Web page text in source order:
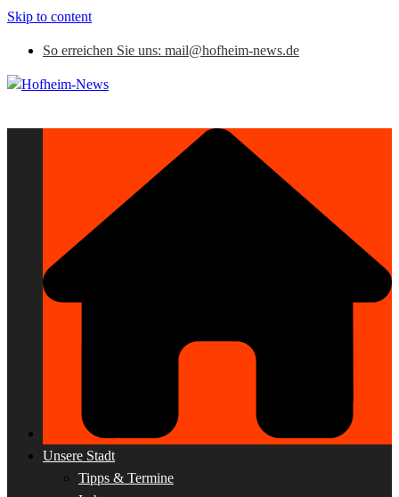
Skip to content
So erreichen Sie uns: mail@hofheim-news.de
Unsere Stadt
Tipps & Termine